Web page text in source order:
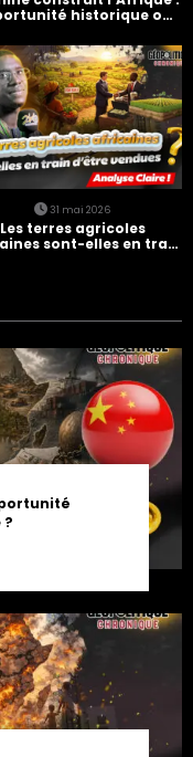
historique ou
31 mai 2026
Les terres agricoles
sont-elles en train